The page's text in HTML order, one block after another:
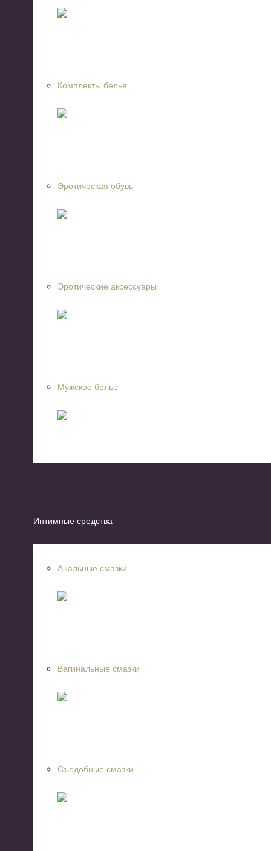
Комплекты белья
Эротическая обувь
Эротические аксессуары
Мужское белье
Интимные средства
Анальные смазки
Вагинальные смазки
Съедобные смазки